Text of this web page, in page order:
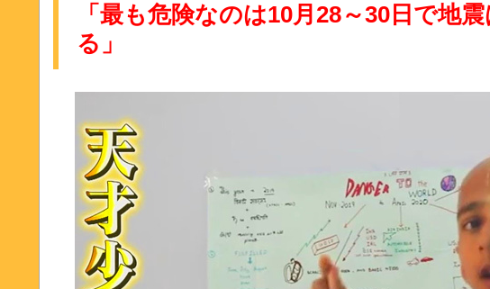
「最も危険なのは10月28～30日で地
る」